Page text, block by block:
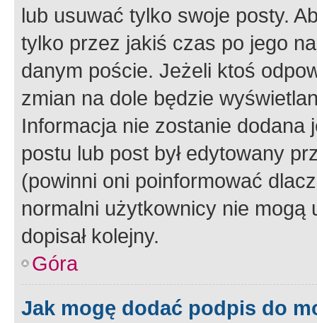
lub usuwać tylko swoje posty.
tylko przez jakiś czas po jego
danym poście. Jeżeli ktoś
zmian na dole będzie
Informacja nie zostanie dodana
postu lub post był edytowany
(powinni oni poinformować
normalni użytkownicy nie
dopisał kolejny.
Góra
Jak mogę dodać podpis do